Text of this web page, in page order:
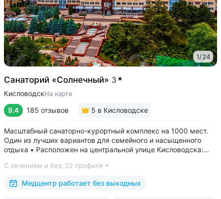
1/24
Санаторий «Солнечный» 3
КисловодскНа карте
9.4 185 отзывов 5 в Кисловодске
Масштабный санаторно-курортный комплекс на 1000 мест.
Один из лучших вариантов для семейного и насыщенного
отдыха • Расположен на центральной улице Кисловодска:
за 15 минут • Бесплатный трансфер до Курортного парка
и основных достопримечательностей...
С лечением и без, 22 профиля
Медцентр работает без выходных